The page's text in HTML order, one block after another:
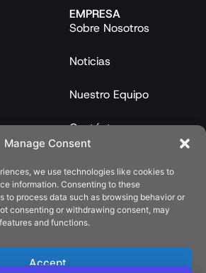
Manage Consent
we use technologies like cookies to
information. Consenting to these
to process data such as browsing behavior or
consenting or withdrawing consent, may
and functions.
Accept
EMPRESA
Sobre Nosotros
Noticias
Nuestro Equipo
Contáctanos